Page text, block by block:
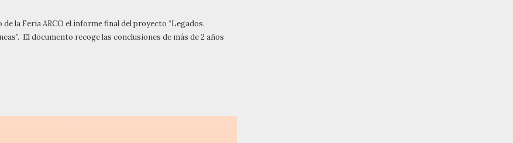
la Feria ARCO el informe final del proyecto “Legados.
El documento recoge las conclusiones de más de 2 años